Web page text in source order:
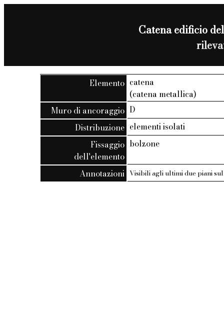
Catena edificio
Elemento catena
(catena metallica)
Muro di ancoraggio D
Distribuzione elementi isolati
Fissaggio
dell'elemento
bolzone
Annotazioni Visibili agli ultimi due piani